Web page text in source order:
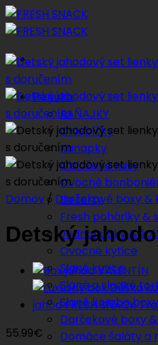
Preskočiť
na
Ponuka
RAŇAJKY
Chlebíčky
Kanapky
Obložené misy
Ovocné
Dezerty
Fresh poháriky &
Jednohubky &
Ovocné kytice
Slané kytice
Slané a sladké
Slané kombo boxy
Darčekové boxy
Domáce šaláty a
Domov / Darčekové boxy &
Detský
55.99€